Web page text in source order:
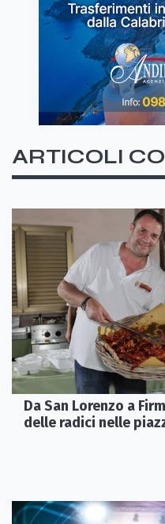
ARTICOLI
Da San Lorenzo a
delle radici nelle